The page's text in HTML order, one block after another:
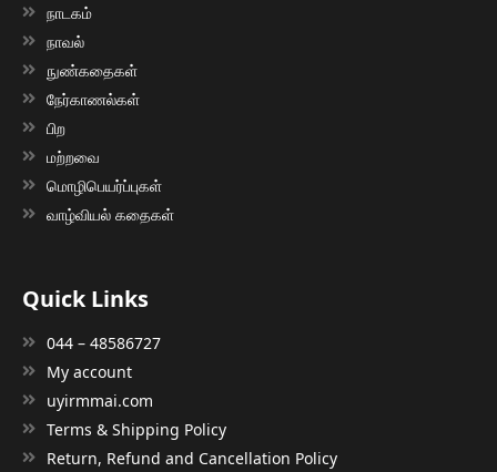
நாடகம்
நாவல்
நுண்கதைகள்
நேர்காணல்கள்
பிற
மற்றவை
மொழிபெயர்ப்புகள்
வாழ்வியல் கதைகள்
Quick Links
044 – 48586727
My account
uyirmmai.com
Terms & Shipping Policy
Return, Refund and Cancellation Policy